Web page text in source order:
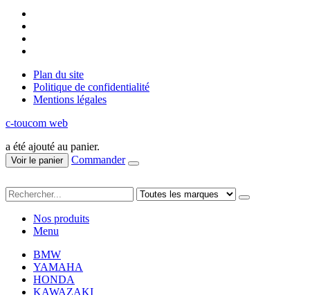
Plan du site
Politique de confidentialité
Mentions légales
c-toucom web
a été ajouté au panier.
Voir le panier Commander
Nos produits
Menu
BMW
YAMAHA
HONDA
KAWAZAKI